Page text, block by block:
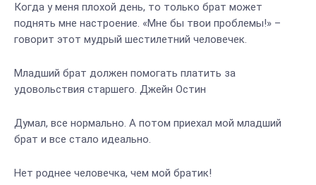
Когда у меня плохой день, то только брат может
поднять мне настроение. «Мне бы твои проблемы!» –
говорит этот мудрый шестилетний человечек.
Младший брат должен помогать платить за
удовольствия старшего. Джейн Остин
Думал, все нормально. А потом приехал мой младший
брат и все стало идеально.
Нет роднее человечка, чем мой братик!